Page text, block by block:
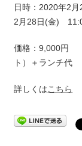
日時：2020年2
2月28日(金)
価格：9,000円
ト）＋ランチ代
詳しくは こちら